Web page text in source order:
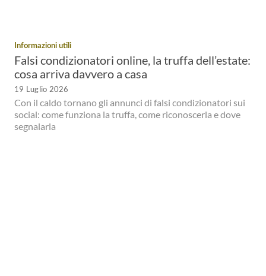
Informazioni utili
Falsi condizionatori online, la truffa dell’estate:
cosa arriva davvero a casa
19 Luglio 2026
Con il caldo tornano gli annunci di falsi condizionatori sui
social: come funziona la truffa, come riconoscerla e dove
segnalarla